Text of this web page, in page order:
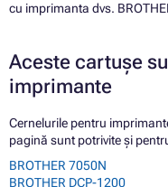
cu imprimanta dvs.
Aceste cartușe
imprimante
Cernelurile pentru
pagină sunt potrivite și
BROTHER 7050N
BROTHER DCP-1200